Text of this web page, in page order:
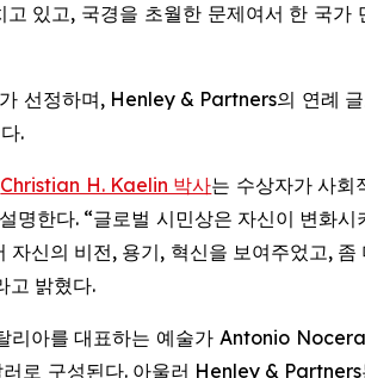
있고, 국경을 초월한 문제여서 한 국
가 선정하며, Henley & Partners의 연례
.
Christian H. Kaelin 박사는 수상자가 사회
명한다. “글로벌 시민상은 자신이 변화
신의 비전, 용기, 혁신을 보여주었고,
고 밝혔다.
리아를 대표하는 예술가 Antonio
로 구성된다. 아울러 Henley &